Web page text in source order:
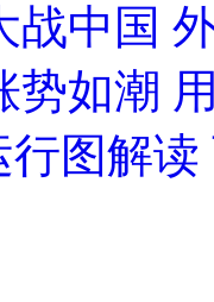
战中国
势如潮
图解